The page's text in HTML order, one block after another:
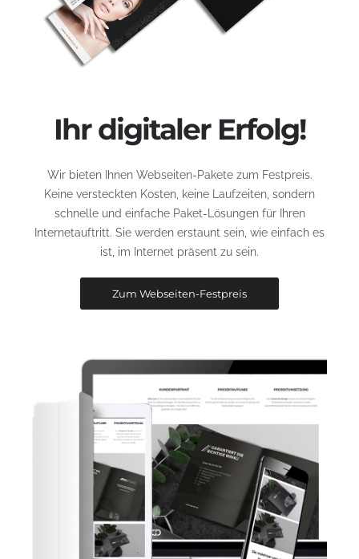
Ihr digitaler Erfolg!
Wir bieten Ihnen Webseiten-Pakete zum Festpreis.
Keine versteckten Kosten, keine Laufzeiten, sondern
schnelle und einfache Paket-Lösungen für Ihren
Internetauftritt. Sie werden erstaunt sein, wie einfach es
ist, im Internet präsent zu sein.
Zum Webseiten-Festpreis